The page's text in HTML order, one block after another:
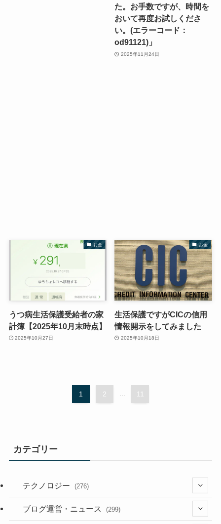
た。お手数ですが、時間を
おいて再度お試しくださ
い。(エラーコード：
od91121)」
2025年11月24日
お金
うつ病生活保護受給者の家
計簿【2025年10月末時点】
2025年10月27日
お金
生活保護ですがCICの信用
情報開示をしてみました
2025年10月18日
1 2 ... 11
カテゴリー
テクノロジー (276)
(36)
ブログ運営・ニュース (299)